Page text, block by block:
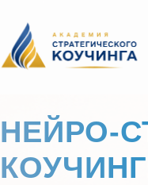
НЕЙРО-